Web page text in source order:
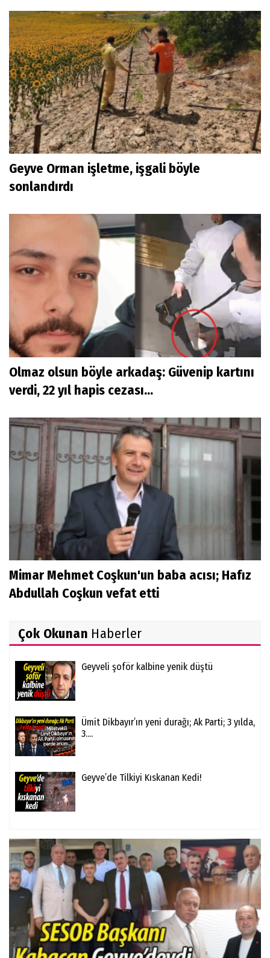
Geyve Orman işletme, işgali böyle
sonlandırdı
Olmaz olsun böyle arkadaş: Güvenip kartını
verdi, 22 yıl hapis cezası...
Mimar Mehmet Coşkun'un baba acısı; Hafız
Abdullah Coşkun vefat etti
Çok Okunan Haberler
Geyveli şoför kalbine yenik düştü
Ümit Dikbayır’ın yeni durağı; Ak Parti; 3 yılda,
3....
Geyve’de Tilkiyi Kıskanan Kedi!